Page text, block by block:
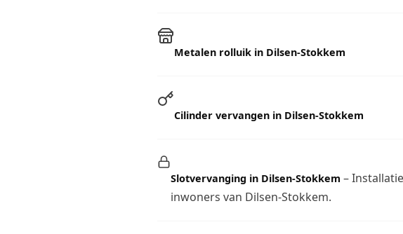
Metalen rolluik in Dilsen-Stokkem
Cilinder vervangen in Dilsen-Stokkem
Slotvervanging in Dilsen-Stokkem –
inwoners van Dilsen-Stokkem.